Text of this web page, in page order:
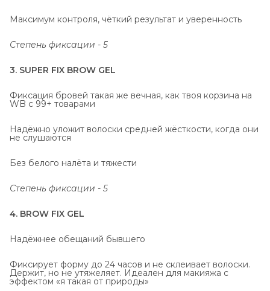
Максимум контроля, чёткий результат и уверенность
Степень фиксации - 5
3. SUPER FIX BROW GEL
Фиксация бровей такая же вечная, как твоя корзина на
WB с 99+ товарами
Надёжно уложит волоски средней жёсткости, когда они
не слушаются
Без белого налёта и тяжести
Степень фиксации - 5
4. BROW FIX GEL
Надёжнее обещаний бывшего
Фиксирует форму до 24 часов и не склеивает волоски.
Держит, но не утяжеляет. Идеален для макияжа с
эффектом «я такая от природы»